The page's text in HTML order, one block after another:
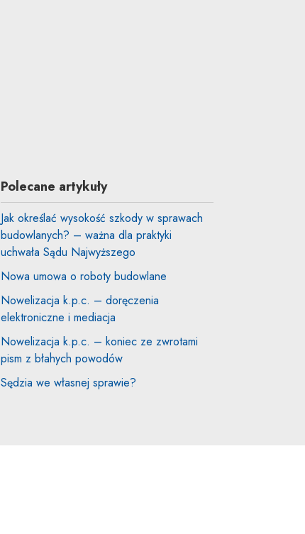
Polecane artykuły
Jak określać wysokość szkody w sprawach
budowlanych? – ważna dla praktyki
uchwała Sądu Najwyższego
Nowa umowa o roboty budowlane
Nowelizacja k.p.c. – doręczenia
elektroniczne i mediacja
Nowelizacja k.p.c. – koniec ze zwrotami
pism z błahych powodów
Sędzia we własnej sprawie?